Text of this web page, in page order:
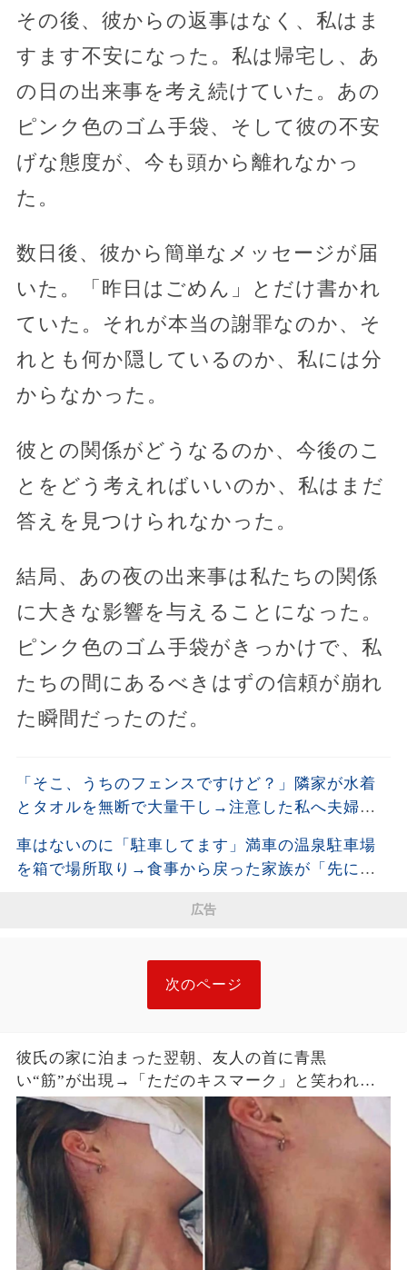
その後、彼からの返事はなく、私はま
すます不安になった。私は帰宅し、あ
の日の出来事を考え続けていた。あの
ピンク色のゴム手袋、そして彼の不安
げな態度が、今も頭から離れなかっ
た。
数日後、彼から簡単なメッセージが届
いた。「昨日はごめん」とだけ書かれ
ていた。それが本当の謝罪なのか、そ
れとも何か隠しているのか、私には分
からなかった。
彼との関係がどうなるのか、今後のこ
とをどう考えればいいのか、私はまだ
答えを見つけられなかった。
結局、あの夜の出来事は私たちの関係
に大きな影響を与えることになった。
ピンク色のゴム手袋がきっかけで、私
たちの間にあるべきはずの信頼が崩れ
た瞬間だったのだ。
「そこ、うちのフェンスですけど？」隣家が水着
とタオルを無断で大量干し→注意した私へ夫婦そ
せると…
車はないのに「駐車してます」満車の温泉駐車場
を箱で場所取り→食事から戻った家族が「先に確
広告
次のページ
彼氏の家に泊まった翌朝、友人の首に青黒
い“筋”が出現→「ただのキスマーク」と笑われた
が、医師は昨夜の首への圧迫を確認した